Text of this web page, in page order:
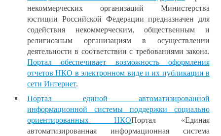
некоммерческих организаций Министерства
юстиции Российской Федерации предназначен для
содействия некоммерческим, общественным и
религиозным организациям в осуществлении
деятельности в соответствии с требованиями закона.
Портал обеспечивает возможность оформления
отчетов НКО в электронном виде и их публикации в
сети Интернет.
Портал единой автоматизированной
информационной системы поддержки социально
ориентированных НКОПортал «Единая
автоматизированная информационная система